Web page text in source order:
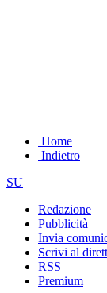
Home
Indietro
SU
Redazione
Pubblicità
Invia
Scrivi al
RSS
Premium